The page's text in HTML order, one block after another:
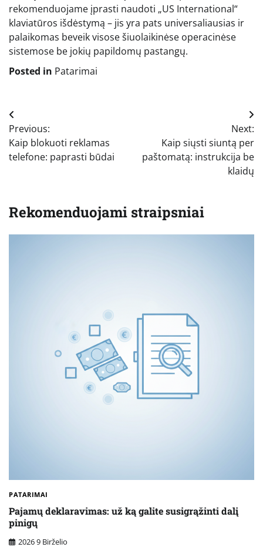
rekomenduojame įprasti naudoti „US International“
klaviatūros išdėstymą – jis yra pats universaliausias ir
palaikomas beveik visose šiuolaikinėse operacinėse
sistemose be jokių papildomų pastangų.
Posted in Patarimai
Navigacija
tarp
įrašų
Previous:
Kaip blokuoti reklamas
telefone: paprasti būdai
Next:
Kaip siųsti siuntą per
paštomatą: instrukcija be
klaidų
Rekomenduojami straipsniai
PATARIMAI
Pajamų deklaravimas: už ką galite susigrąžinti dalį
pinigų
2026 9 Birželio